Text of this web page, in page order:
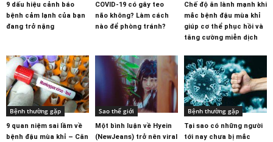
9 dấu hiệu cảnh báo
bệnh cảm lạnh của bạn
đang trở nặng
COVID-19 có gây teo
não không? Làm cách
nào để phòng tránh?
Chế độ ăn lành mạnh khi
mắc bệnh đậu mùa khỉ
giúp cơ thể phục hồi và
tăng cường miễn dịch
Bệnh thường gặp
9 quan niệm sai lầm về
bệnh đậu mùa khỉ – Căn
Sao thế giới
Một bình luận về Hyein
(NewJeans) trở nên viral
Bệnh thường gặp
Tại sao có những người
tới nay chưa bị mắc